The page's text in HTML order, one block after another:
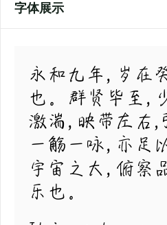
字体展示
永和九年，岁在
也。群贤毕至，
激湍，映带左右
一觞一咏，亦足
宇宙之大，俯察
乐也。